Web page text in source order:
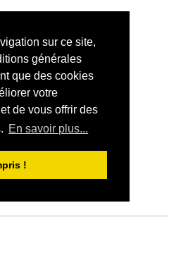
sur ce site,
générales
que des cookies
votre
de vous offrir des
En savoir plus...
!